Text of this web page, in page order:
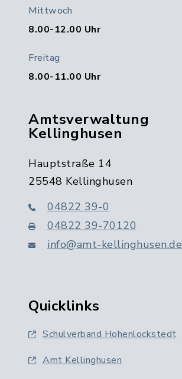
Mittwoch
8.00-12.00 Uhr
Freitag
8.00-11.00 Uhr
Amtsverwaltung
Kellinghusen
Hauptstraße 14
25548 Kellinghusen
04822 39-0
04822 39-70120
info@amt-kellinghusen.de
Quicklinks
Schulverband Hohenlockstedt
Amt Kellinghusen